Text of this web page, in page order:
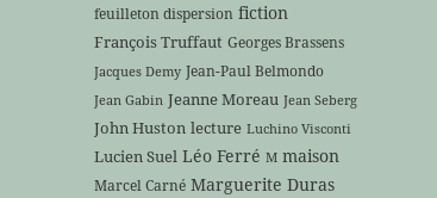
feuilleton dispersion fiction
François Truffaut Georges Brassens
Jacques Demy Jean-Paul Belmondo
Jean Gabin Jeanne Moreau Jean Seberg
John Huston lecture Luchino Visconti
Lucien Suel Léo Ferré M maison
Marcel Carné Marguerite Duras